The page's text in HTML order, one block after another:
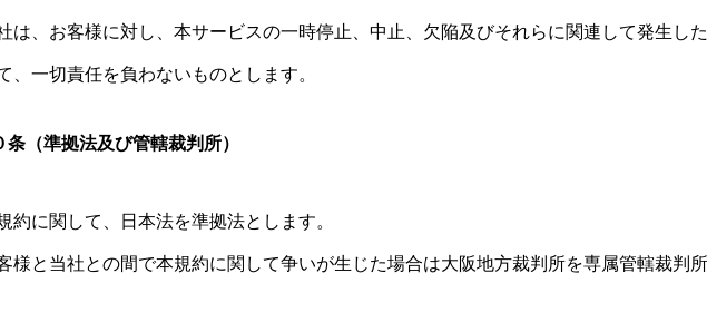
は、お客様に対し、本サービスの一時停止、中止、欠陥及びそれらに関連して発生し
、一切責任を負わないものとします。
条（準拠法及び管轄裁判所）
約に関して、日本法を準拠法とします。
様と当社との間で本規約に関して争いが生じた場合は大阪地方裁判所を専属管轄裁判所